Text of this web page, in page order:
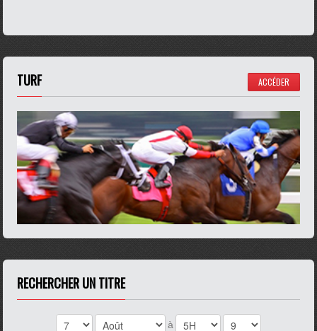
TURF ACCÉDER
RECHERCHER UN TITRE
à